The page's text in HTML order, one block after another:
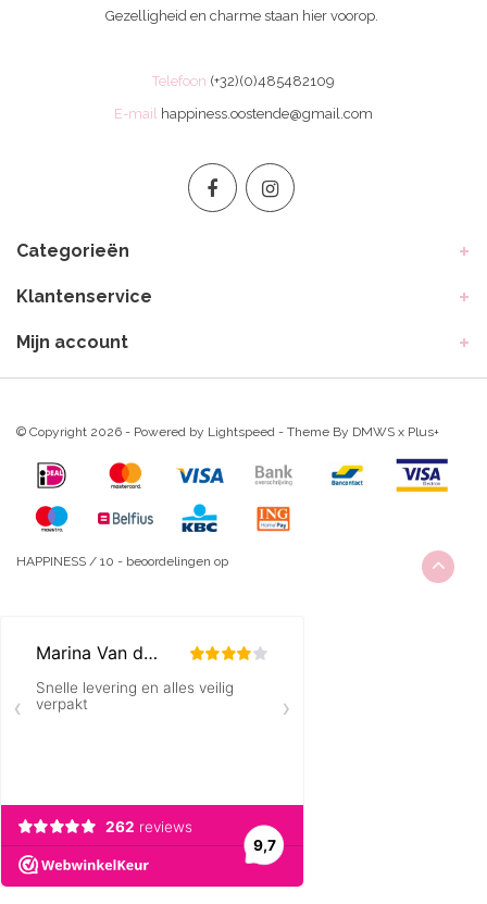
Gezelligheid en charme staan hier voorop.
Telefoon (+32)(0)485482109
E-mail happiness.oostende@gmail.com
Categorieën
Klantenservice
Mijn account
© Copyright 2026 - Powered by Lightspeed - Theme By DMWS x Plus+
HAPPINESS / 10 - beoordelingen op